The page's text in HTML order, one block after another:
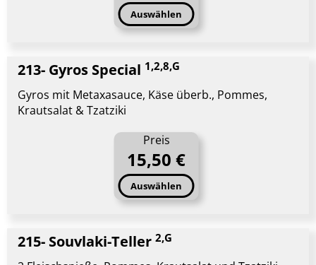
Auswählen
213- Gyros Special 1,2,8,G
Gyros mit Metaxasauce, Käse überb., Pommes,
Krautsalat & Tzatziki
Preis
15,50 €
Auswählen
215- Souvlaki-Teller 2,G